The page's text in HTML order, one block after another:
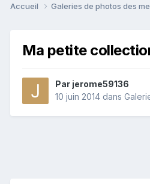
Accueil Galeries de photos des
Ma petite
Par jerome59136
10 juin 2014 dans